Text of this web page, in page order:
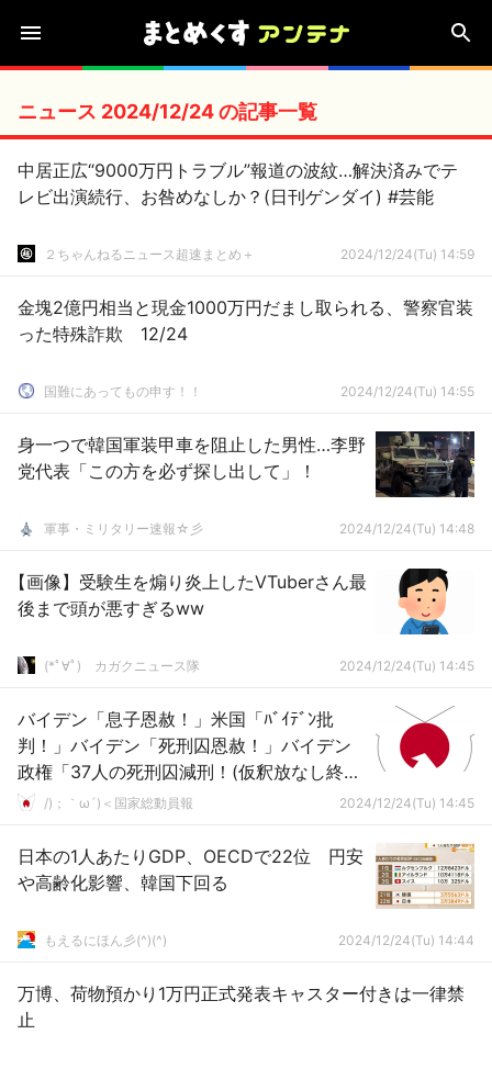
ニュース 2024/12/24 の記事一覧
中居正広“9000万円トラブル”報道の波紋…解決済みでテ
レビ出演続行、お咎めなしか？(日刊ゲンダイ) #芸能
２ちゃんねるニュース超速まとめ＋ 2024/12/24(Tu) 14:59
金塊2億円相当と現金1000万円だまし取られる、警察官装
った特殊詐欺 12/24
国難にあってもの申す！！ 2024/12/24(Tu) 14:55
身一つで韓国軍装甲車を阻止した男性…李野
党代表「この方を必ず探し出して」！
軍事・ミリタリー速報☆彡 2024/12/24(Tu) 14:48
【画像】受験生を煽り炎上したVTuberさん最
後まで頭が悪すぎるww
(*ﾟ∀ﾟ)ゞカガクニュース隊 2024/12/24(Tu) 14:45
バイデン「息子恩赦！」米国「ﾊﾞｲﾃﾞﾝ批
判！」バイデン「死刑囚恩赦！」バイデン
政権「37人の死刑囚減刑！(仮釈放なし終身
刑」3人の死刑囚「恩赦対象から除外(解
/)；｀ω´)＜国家総動員報 2024/12/24(Tu) 14:45
日本の1人あたりGDP、OECDで22位 円安
や高齢化影響、韓国下回る
もえるにほん彡(^)(^) 2024/12/24(Tu) 14:44
万博、荷物預かり1万円正式発表キャスター付きは一律禁
止